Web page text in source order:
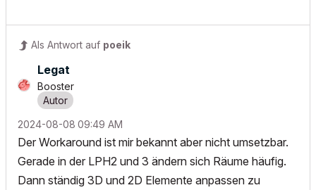
Als Antwort auf poeik
Legat
Booster
‎2024-08-08 09:49 AM
Der Workaround ist mir bekannt aber nicht umsetzbar.
Gerade in der LPH2 und 3 ändern sich Räume häufig.
Dann ständig 3D und 2D Elemente anpassen zu